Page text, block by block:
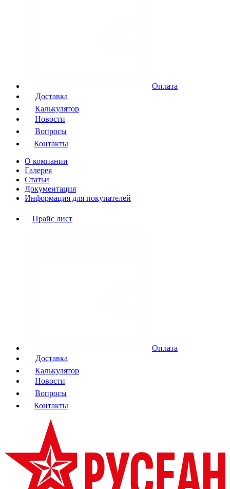
Оплата
Доставка
Калькулятор
Новости
Вопросы
Контакты
О компании
Галерея
Статьи
Документация
Информация для покупателей
Прайс лист
Оплата
Доставка
Калькулятор
Новости
Вопросы
Контакты